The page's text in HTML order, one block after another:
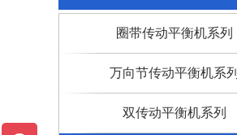
圈带传动平衡机系列
万向节传动平衡机系列
双传动平衡机系列